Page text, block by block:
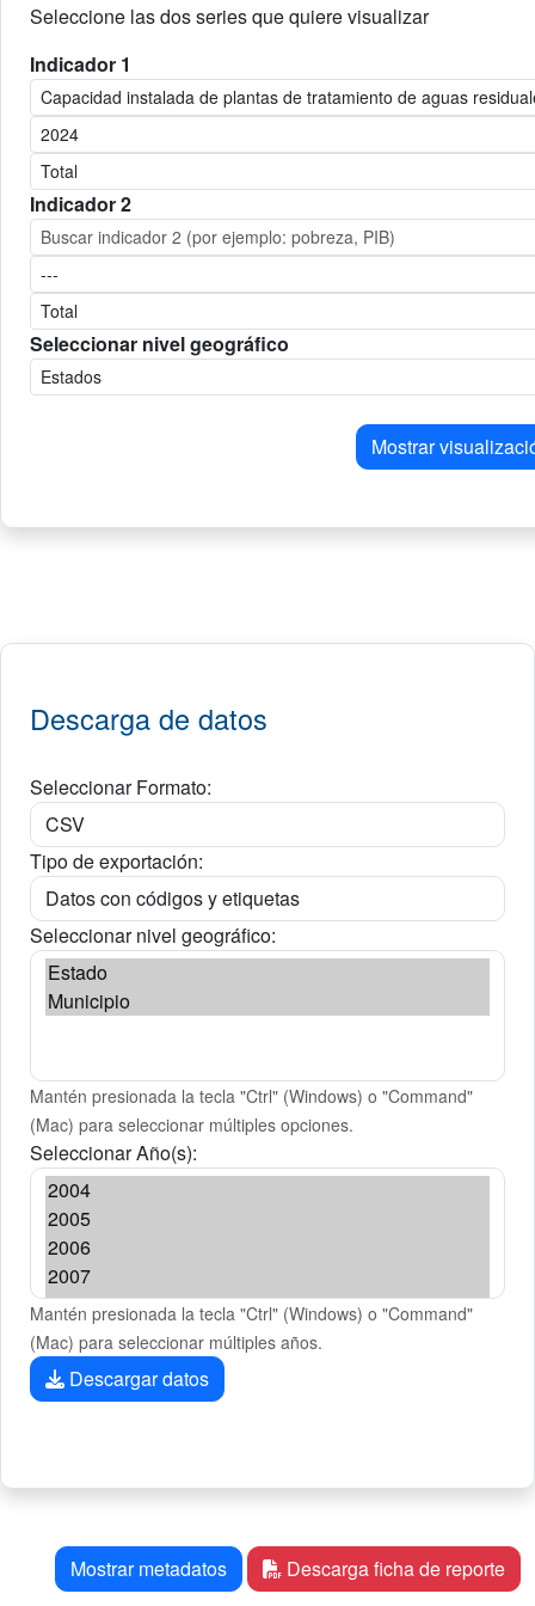
Seleccione las dos series que quiere visualizar
Indicador 1
Indicador 2
Seleccionar nivel geográfico
Mostrar
Descarga de datos
Seleccionar Formato:
Tipo de exportación:
Seleccionar nivel geográfico:
Mantén presionada la tecla "Ctrl" (Windows) o "Command"
(Mac) para seleccionar múltiples opciones.
Seleccionar Año(s):
Mantén presionada la tecla "Ctrl" (Windows) o "Command"
(Mac) para seleccionar múltiples años.
Descargar datos
Mostrar metadatos Descarga ficha de reporte